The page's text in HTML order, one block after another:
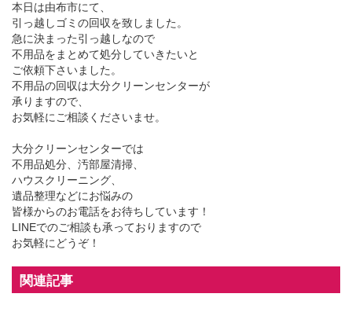
本日は由布市にて、
引っ越しゴミの回収を致しました。
急に決まった引っ越しなので
不用品をまとめて処分していきたいと
ご依頼下さいました。
不用品の回収は大分クリーンセンターが
承りますので、
お気軽にご相談くださいませ。
大分クリーンセンターでは
不用品処分、汚部屋清掃、
ハウスクリーニング、
遺品整理などにお悩みの
皆様からのお電話をお待ちしています！
LINEでのご相談も承っておりますので
お気軽にどうぞ！
関連記事